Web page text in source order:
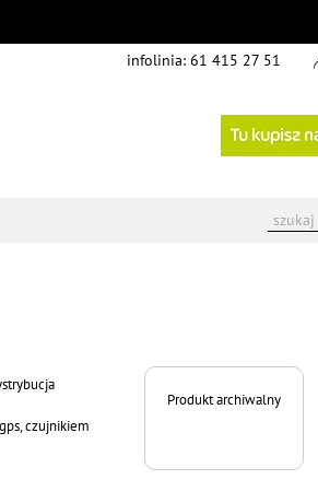
infolinia: 61 415 27 51
czujnikiem
Produkt archiwalny